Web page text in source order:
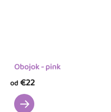
Obojok - pink
od€22